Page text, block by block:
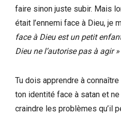
faire sinon juste subir. Mais
était l’ennemi face à Dieu, je
face à Dieu est un petit
Dieu ne l’autorise pas à agir »
Tu dois apprendre à
ton identité face à satan et
craindre les problèmes qu’il